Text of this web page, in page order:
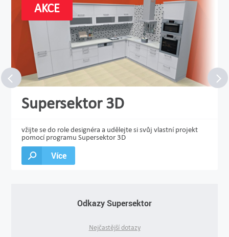
AKCE
Supersektor 3D
vžijte se do role designéra a udělejte si svůj vlastní projekt
pomocí programu Supersektor 3D
Více
Odkazy Supersektor
Nejčastější dotazy